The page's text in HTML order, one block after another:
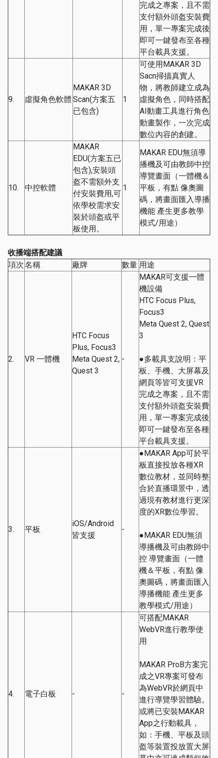
完成之專案，且不需
支付額外頭盔安裝費
用，單一專案完成後
即可一鍵發布至各種
平台載具支援。
9. 虛擬角色軟體
MAKAR 3D
Scan(方案五
已包含)
1
可使用MAKAR 3D
Sacn掃描真實人
物，將教師建立成為
虛擬角色，同時搭配
AI動畫工具進行角色
動畫製作，一次完成
數位內容的創建。
10. 中控軟體
MAKAR
EDU(方案五已
包含),安裝頭
盔不需額外支
付安裝費用,可
依學校需求安
裝於頭盔或平
板使用。
1
MAKAR EDU無須導
播機及可由教師中控
導覽畫面（一體機＆
平板，有點 像奧圖
碼，將畫面匯入導播
機能 產生更多教學
模式/用途）
收播端搭配建議
項次名稱 廠牌 數量 用途
2. VR 一體機
HTC Focus
Plus, Focus3
Meta Quest 2,
Quest 3
-
MAKAR可支援一體
機設備
HTC Focus Plus,
Focus3
Meta Quest 2, Quest
3
●多載具支說明：平
板、手機、大屏幕及
網頁等皆可支援VR
完成之專案，且不需
支付額外頭盔安裝費
用，單一專案完成後
即可一鍵發布至各種
平台載具支援。
3. 平板
iOS/Android
皆支援
-
●MAKAR App可於平
板直接投放各種XR
數位教材，並同時整
合於直播環景中，透
過現有教材進行更深
度的XR數位學習。
●MAKAR EDU無須
導播機及可由教師中
控 導覽畫面（一體
機＆平板，有點 像
奧圖碼，將畫面匯入
導播機能 產生更多
教學模式/用途）
4. 電子白板 - -
可搭配MAKAR
WebVR進行教學使
用
MAKAR ProB方案完
成之VR專案可發布
為WebVR於網頁中
進行導覽學習體驗。
或將已安裝MAKAR
App之行動載具，
如：手機、平板及頭
盔等裝置投放置大屏